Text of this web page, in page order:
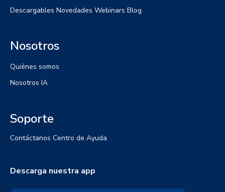
Descargables Novedades Webinars Blog
Nosotros
Quiénes somos
Nosotros IA
Soporte
Contáctanos Centro de Ayuda
Descarga nuestra app